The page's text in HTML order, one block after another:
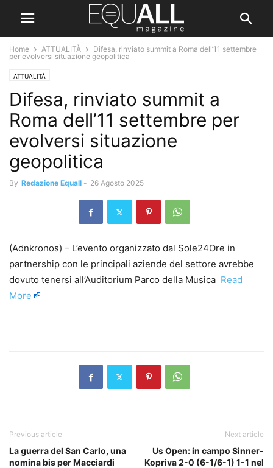
Home ATTUALITÀ
Difesa, rinviato summit a Roma dell’11 settembre
per evolversi situazione geopolitica
ATTUALITÀ
Difesa, rinviato summit a
Roma dell’11 settembre per
evolversi situazione
geopolitica
By Redazione Equall - 26 Agosto 2025
(Adnkronos) – L’evento organizzato dal Sole24Ore in
partnership con le principali aziende del settore avrebbe
dovuto tenersi all’Auditorium Parco della Musica ​ Read
More
Previous article
La guerra del San Carlo, una
nomina bis per Macciardi
Next article
Us Open: in campo Sinner-
Kopriva 2-0 (6-1/6-1) 1-1 nel